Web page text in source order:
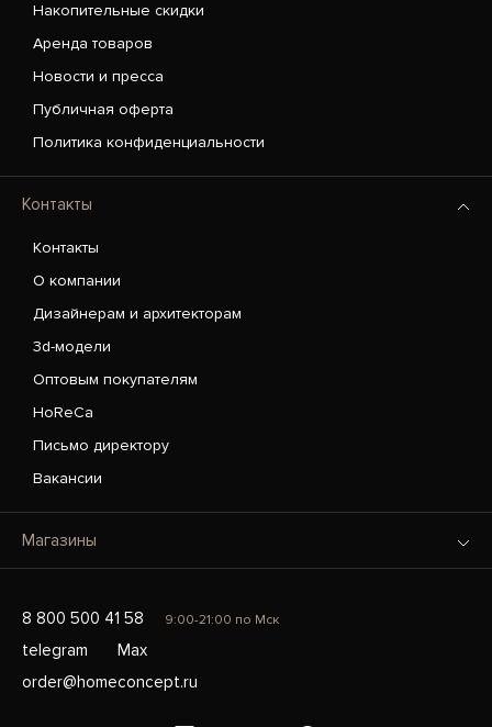
Накопительные скидки
Аренда товаров
Новости и пресса
Публичная оферта
Политика конфиденциальности
Контакты
Контакты
О компании
Дизайнерам и архитекторам
3d-модели
Оптовым покупателям
HoReCa
Письмо директору
Вакансии
Магазины
8 800 500 41 58 9:00-21:00 по Мск
telegram
Max
order@homeconcept.ru